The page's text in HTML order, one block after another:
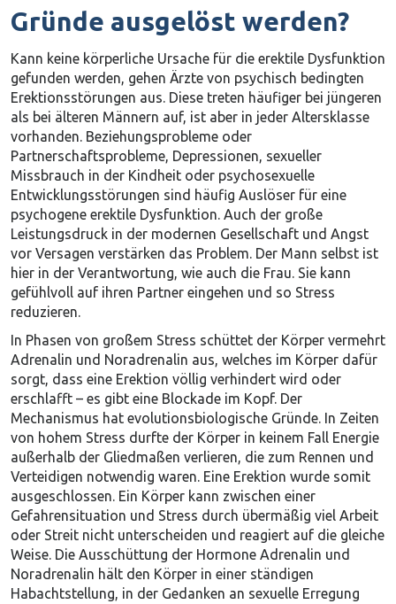
Gründe ausgelöst werden?
Kann keine körperliche Ursache für die erektile Dysfunktion
gefunden werden, gehen Ärzte von psychisch bedingten
Erektionsstörungen aus. Diese treten häufiger bei jüngeren
als bei älteren Männern auf, ist aber in jeder Altersklasse
vorhanden. Beziehungsprobleme oder
Partnerschaftsprobleme, Depressionen, sexueller
Missbrauch in der Kindheit oder psychosexuelle
Entwicklungsstörungen sind häufig Auslöser für eine
psychogene erektile Dysfunktion. Auch der große
Leistungsdruck in der modernen Gesellschaft und Angst
vor Versagen verstärken das Problem. Der Mann selbst ist
hier in der Verantwortung, wie auch die Frau. Sie kann
gefühlvoll auf ihren Partner eingehen und so Stress
reduzieren.
In Phasen von großem Stress schüttet der Körper vermehrt
Adrenalin und Noradrenalin aus, welches im Körper dafür
sorgt, dass eine Erektion völlig verhindert wird oder
erschlafft – es gibt eine Blockade im Kopf. Der
Mechanismus hat evolutionsbiologische Gründe. In Zeiten
von hohem Stress durfte der Körper in keinem Fall Energie
außerhalb der Gliedmaßen verlieren, die zum Rennen und
Verteidigen notwendig waren. Eine Erektion wurde somit
ausgeschlossen. Ein Körper kann zwischen einer
Gefahrensituation und Stress durch übermäßig viel Arbeit
oder Streit nicht unterscheiden und reagiert auf die gleiche
Weise. Die Ausschüttung der Hormone Adrenalin und
Noradrenalin hält den Körper in einer ständigen
Habachtstellung, in der Gedanken an sexuelle Erregung